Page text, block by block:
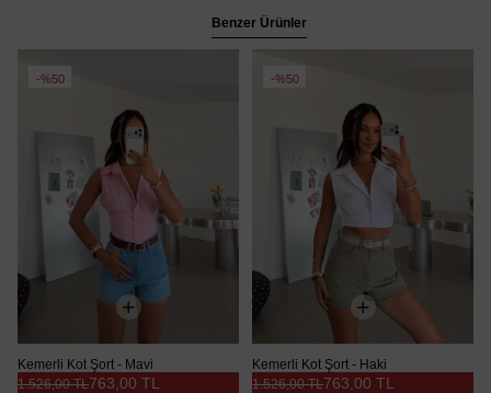
Benzer Ürünler
%50
Kemerli Kot Şort - Mavi
763,00 TL
1.526,00 TL
%50
Kemerli Kot Şort - Haki
763,00 TL
1.526,00 TL